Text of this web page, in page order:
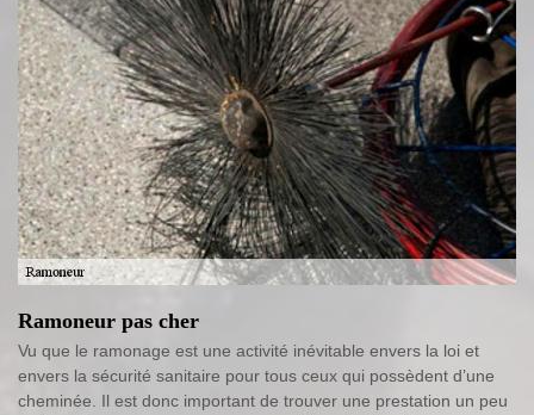
Ramoneur pas cher
Vu que le ramonage est une activité inévitable envers la loi et
envers la sécurité sanitaire pour tous ceux qui possèdent d’une
cheminée. Il est donc important de trouver une prestation un peu